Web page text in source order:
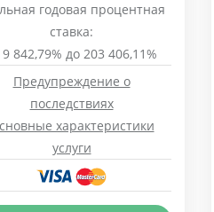
годовая процентная
ставка:
9 842,79% до 203 406,11%
Предупреждение о
последствиях
характеристики
услуги